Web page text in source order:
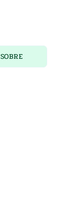
SOBRE